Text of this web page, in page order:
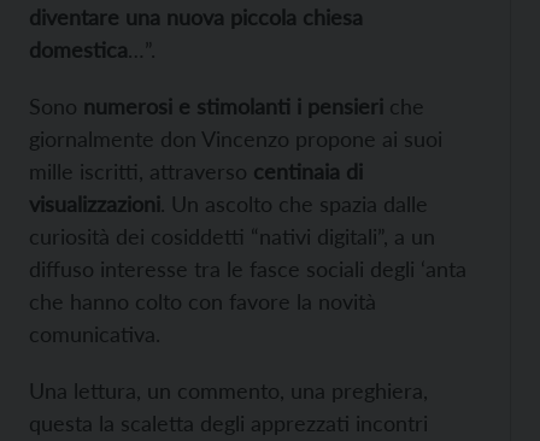
diventare una nuova piccola chiesa
domestica…”.
Sono numerosi e stimolanti i pensieri che
giornalmente don Vincenzo propone ai suoi
mille iscritti, attraverso centinaia di
visualizzazioni. Un ascolto che spazia dalle
curiosità dei cosiddetti “nativi digitali”, a un
diffuso interesse tra le fasce sociali degli ‘anta
che hanno colto con favore la novità
comunicativa.
Una lettura, un commento, una preghiera,
questa la scaletta degli apprezzati incontri